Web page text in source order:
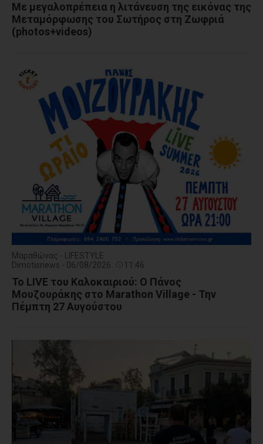
Με μεγαλοπρέπεια η λιτάνευση της εικόνας της
Μεταμόρφωσης του Σωτήρος στη Ζωφριά
(photos+videos)
Μαραθώνας - LIFESTYLE
Dimotisnews - 06/08/2026
11:46
Το LIVE του Καλοκαιριού: Ο Πάνος
Μουζουράκης στο Marathon Village - Την
Πέμπτη 27 Αυγούστου